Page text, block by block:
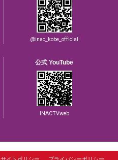
@inac_kobe_official
公式 YouTube
INACTVweb
サイトポリシー プライバシーポリシー